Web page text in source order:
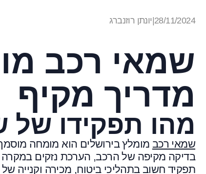
28/11/2024 יונתן רוזנברג
שמאי רכב
מדריך מקיף
מהו תפקידו של
שמאי רכב מומלץ בירושלים הוא מומחה
בדיקה מקיפה של הרכב, הערכת נזקים
תפקיד חשוב בתהליכי ביטוח, מכירה וקנייה